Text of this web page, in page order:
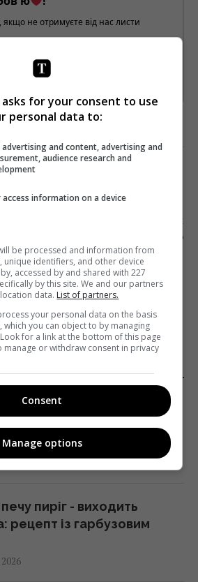
не отримуєте від нас листи
ЇХ ПОДОЛАННЯ
Наступна стаття
ПЕРЕМОЖЦІ НАЦІОНАЛЬНОГО
РОЗСЛІДУВАНЬ
І СВІТУ
місце української
шансу на реакцію, -
пиріг - виходить
рецепт із гарбузовим
for your consent to use
personal data to:
advertising and content, advertising and
audience research and
information on a device
be processed and information from
unique identifiers, and other device
accessed by and shared with 227
by this site. We and our partners
data. List of partners.
your personal data on the basis
which you can object to by managing
for a link at the bottom of this page
manage or withdraw consent in privacy
Consent
Manage options